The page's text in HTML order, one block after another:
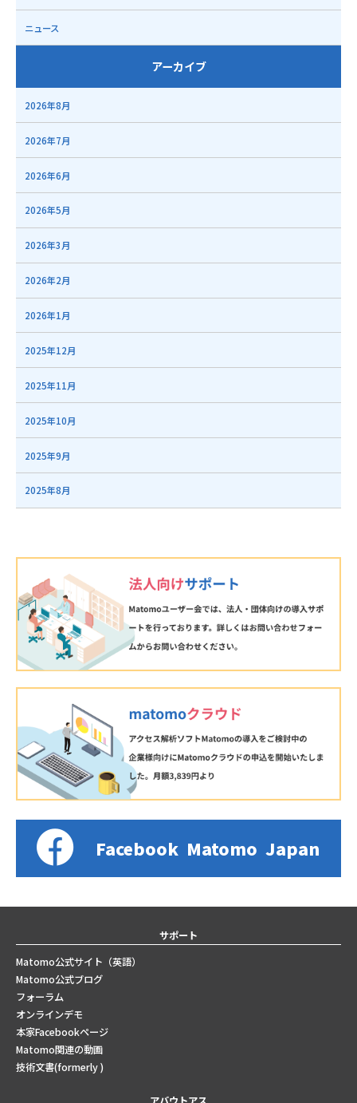
ニュース
アーカイブ
2026年8月
2026年7月
2026年6月
2026年5月
2026年3月
2026年2月
2026年1月
2025年12月
2025年11月
2025年10月
2025年9月
2025年8月
Facebook Matomo Japan
サポート
Matomo公式サイト（英語）
Matomo公式ブログ
フォーラム
オンラインデモ
本家Facebookページ
Matomo関連の動画
技術文書(formerly )